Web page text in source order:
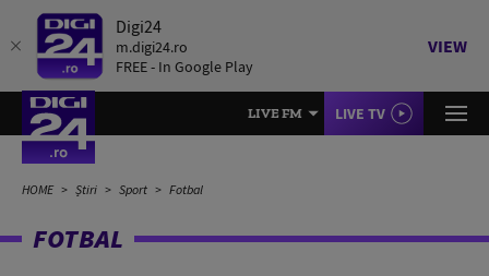
Digi24
m.digi24.ro
FREE - In Google Play
VIEW
LIVE FM LIVE TV
HOME Știri Sport Fotbal
FOTBAL